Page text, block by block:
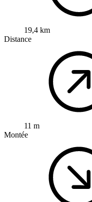
19,4 km
Distance
11 m
Montée